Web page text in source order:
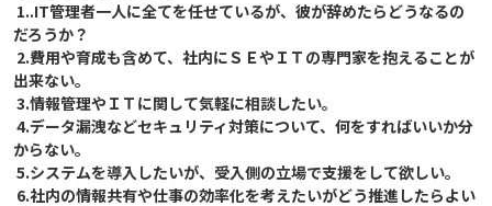
だろうか？
出来ない。
からない。